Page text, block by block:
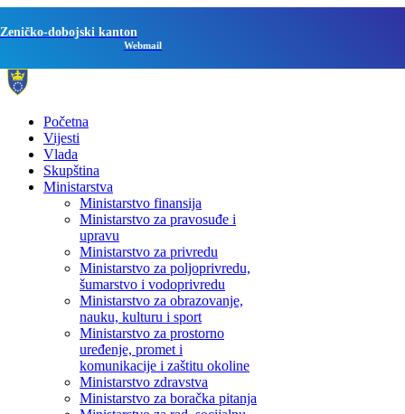
Zeničko-dobojski kanton
Webmail
Početna
Vijesti
Vlada
Skupština
Ministarstva
Ministarstvo finansija
Ministarstvo za pravosuđe i
upravu
Ministarstvo za privredu
Ministarstvo za poljoprivredu,
šumarstvo i vodoprivredu
Ministarstvo za obrazovanje,
nauku, kulturu i sport
Ministarstvo za prostorno
uređenje, promet i
komunikacije i zaštitu okoline
Ministarstvo zdravstva
Ministarstvo za boračka pitanja